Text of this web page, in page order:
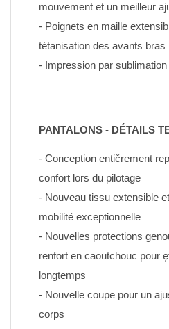
mouvement et un meilleur
- Poignets en maille
tétanisation des avants bras
- Impression par
PANTALONS - DÉTAILS
- Conception entičrement
confort lors du pilotage
- Nouveau tissu extensible
mobilité exceptionnelle
- Nouvelles protections
renfort en caoutchouc pour
longtemps
- Nouvelle coupe pour un
corps